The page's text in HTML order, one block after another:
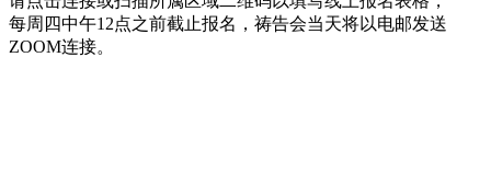
每周四中午12点之前截止报名，祷告会当天将以电邮发送
ZOOM连接。